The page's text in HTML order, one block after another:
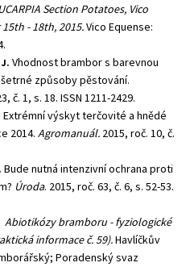
Section Potatoes, Vico
- 18th, 2015.Vico Equense:
J. Vhodnost brambor s barevnou
způsoby pěstování.
č. 1, s. 18. ISSN 1211-2429.
Extrémní výskyt terčovité a hnědé
2014. Agromanuál. 2015, roč. 10, č.
Bude nutná intenzivní ochrana proti
Úroda. 2015, roč. 63, č. 6, s. 52-53.
Abiotikózy bramboru - fyziologické
informace č. 59).Havlíčkův
Poradenský svaz